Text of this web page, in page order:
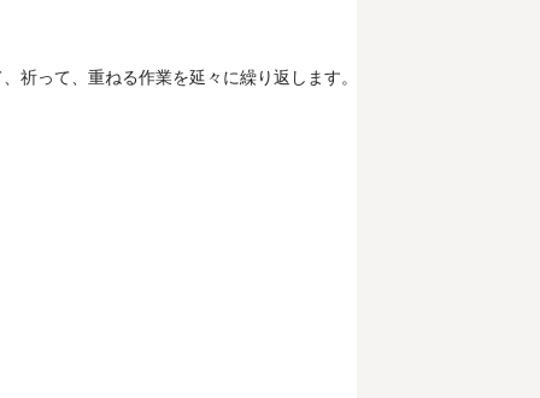
祈って、重ねる作業を延々に繰り返します。